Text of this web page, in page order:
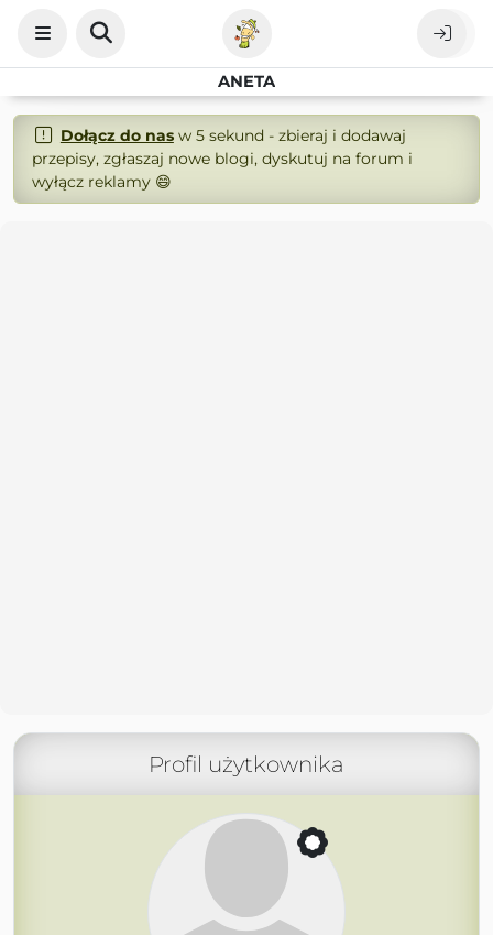
ANETA
Dołącz do nasw 5 sekund - zbieraj i dodawaj
przepisy, zgłaszaj nowe blogi, dyskutuj na forum i
wyłącz reklamy 😄
Profil użytkownika